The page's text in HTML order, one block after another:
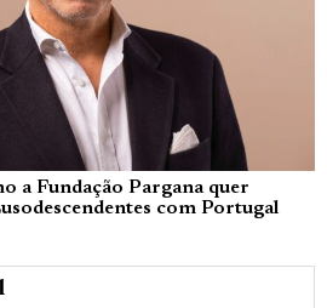
a Fundação Pargana quer
com Portugal